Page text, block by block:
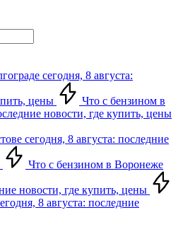
сегодня, 8 августа:
цены
Что с бензином в
новости, где купить, цены
сегодня, 8 августа: последние
Что с бензином в Воронеже
новости, где купить, цены
8 августа: последние